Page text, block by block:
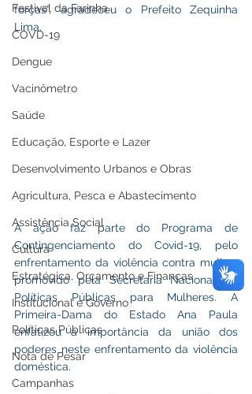
Festival da Farinha
COVD-19
Dengue
Vacinômetro
Saúde
Educação, Esporte e Lazer
Desenvolvimento Urbanos e Obras
Agricultura, Pesca e Abastecimento
Assistência Social
Cultura
Estratégica, Orçamento e Finanças
Institucional e Governo
Políticas Públicas
Nota de Pesar
Campanhas
forças”, agradeceu o Prefeito Zequinha
Lima.
A ação faz parte do Programa de
Contingenciamento do Covid-19, pelo
enfrentamento da violência contra mulher,
promovido pela Secretaria Nacional de
Políticas Públicas para Mulheres. A
Primeira-Dama do Estado Ana Paula
enfatizou a importância da união dos
poderes neste enfrentamento da violência
doméstica.